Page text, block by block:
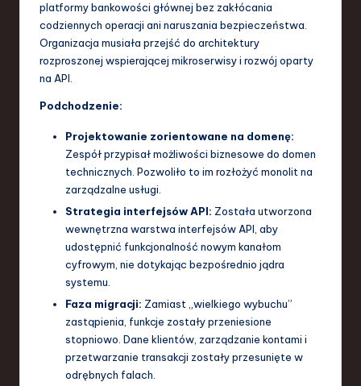
platformy bankowości głównej bez zakłócania
codziennych operacji ani naruszania bezpieczeństwa.
Organizacja musiała przejść do architektury
rozproszonej wspierającej mikroserwisy i rozwój oparty
na API.
Podchodzenie:
Projektowanie zorientowane na domenę:
Zespół przypisał możliwości biznesowe do domen
technicznych. Pozwoliło to im rozłożyć monolit na
zarządzalne usługi.
Strategia interfejsów API: Została utworzona
wewnętrzna warstwa interfejsów API, aby
udostępnić funkcjonalność nowym kanałom
cyfrowym, nie dotykając bezpośrednio jądra
systemu.
Faza migracji: Zamiast „wielkiego wybuchu”
zastąpienia, funkcje zostały przeniesione
stopniowo. Dane klientów, zarządzanie kontami i
przetwarzanie transakcji zostały przesunięte w
odrębnych falach.